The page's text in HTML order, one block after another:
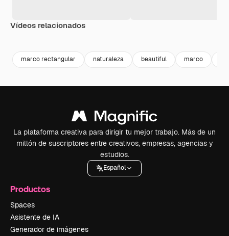
Vídeos relacionados
marco rectangular naturaleza beautiful marco
La plataforma creativa para dirigir tu mejor trabajo. Más de un
millón de suscriptores entre creativos, empresas, agencias y
estudios.
Español
Productos
Spaces
Asistente de IA
Generador de imágenes